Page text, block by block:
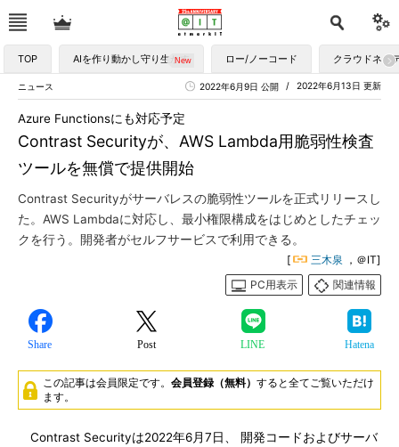
TOP AIを作り動かし守り生かす ロー/ノーコード クラウドネイ
ニュース 2022年6月13日 更新
2022年6月9日 公開
Contrast Securityが、AWS Lambda用脆弱性検査
ツールを無償で提供開始
Azure Functionsにも対応予定
Contrast Securityがサーバレスの脆弱性ツールを正式リリースし
た。AWS Lambdaに対応し、最小権限構成をはじめとしたチェッ
クを行う。開発者がセルフサービスで利用できる。
[ 三木泉 ，＠IT]
PC用表示
関連情報
Share Post LINE Hatena
この記事は会員限定です。 会員登録（無料） すると全てご覧いただけ
ます。
Contrast Securityは2022年6月7日、 開発コードおよびサーバ